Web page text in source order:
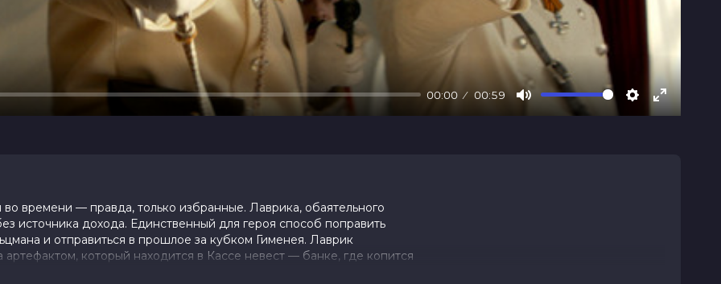
00:00 00:59
Mute Settings
Enter
времени — правда, только избранные. Лаврика, обаятельного
источника дохода. Единственный для героя способ поправить
и отправиться в прошлое за кубком Гименея. Лаврик
артефактом, который находится в Кассе невест — банке, где копится
— принципиальная девушка, которая тоже состоит в Кассе и имеет